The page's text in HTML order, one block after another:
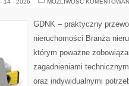
14 - 2026 MOŻLIWOŚĆ
GDNK – praktyczny
nieruchomości Branża
którym poważne
zagadnieniami
oraz indywidualnymi